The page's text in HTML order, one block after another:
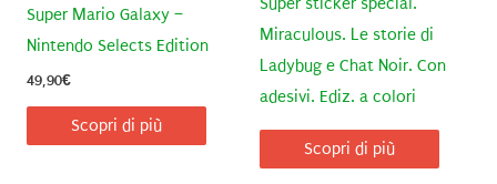
Super Mario Galaxy –
Nintendo Selects Edition
49,90€
Scopri di più
Miraculous. Le storie di
Ladybug e Chat Noir. Con
adesivi. Ediz. a colori
Scopri di più